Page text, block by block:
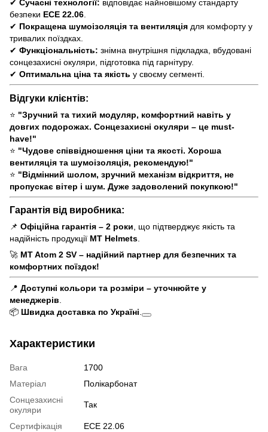
✔ Сучасні технології: відповідає найновішому стандарту
безпеки ECE 22.06
✔ Покращена шумоізоляція та вентиляція для комфорту у
тривалих поїздках.
✔ Функціональність: знімна внутрішня підкладка, вбудовані
сонцезахисні окуляри, підготовка під гарнітуру.
✔ Оптимальна ціна та якість у своєму сегменті.
Відгуки клієнтів:
⭐ "Зручний та тихий модуляр, комфортний навіть у
довгих подорожах. Сонцезахисні окуляри – це must-
have!"
⭐ "Чудове співвідношення ціни та якості. Хороша
вентиляція та шумоізоляція, рекомендую!"
⭐ "Відмінний шолом, зручний механізм відкриття, не
пропускає вітер і шум. Дуже задоволений покупкою!"
Гарантія від виробника:
📌 Офіційна гарантія – 2 роки, що підтверджує якість та
надійність продукції MT Helmets.
🚀 MT Atom 2 SV – надійний партнер для безпечних та
комфортних поїздок!
📍 Доступні кольори та розміри – уточнюйте у
менеджерів.
📦 Швидка доставка по Україні.
Характеристики
Вага
1700
Матеріал
Полікарбонат
Сонцезахисні
окуляри
Так
Сертифікація
ECE 22.06